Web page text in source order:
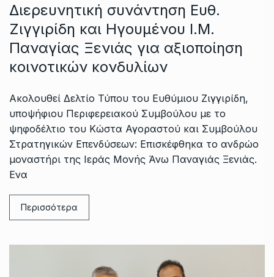
Διερευνητική συνάντηση Ευθ.
Ζιγγιρίδη και Ηγουμένου Ι.Μ.
Παναγίας Ξενιάς για αξιοποίηση
κοινοτικών κονδυλίων
Ακολουθεί Δελτίο Τύπου του Ευθύμιου Ζιγγιρίδη,
υποψήφιου Περιφερειακού Συμβούλου με το
ψηφοδέλτιο του Κώστα Αγοραστού και Συμβούλου
Στρατηγικών Επενδύσεων: Επισκέφθηκα το ανδρώο
μοναστήρι της Ιεράς Μονής Άνω Παναγιάς Ξενιάς.
Ενα
Περισσότερα